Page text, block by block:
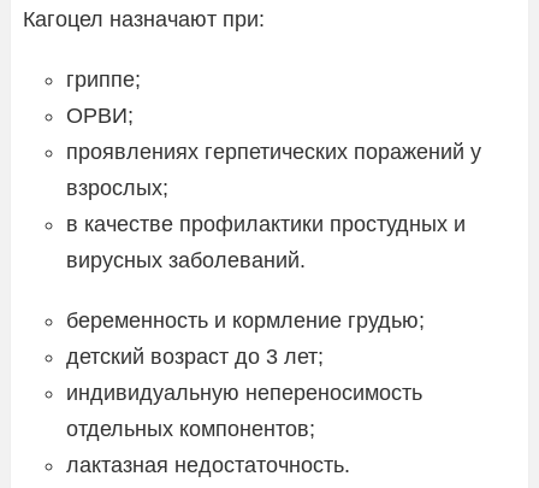
Кагоцел назначают при:
гриппе;
ОРВИ;
проявлениях герпетических поражений у
взрослых;
в качестве профилактики простудных и
вирусных заболеваний.
беременность и кормление грудью;
детский возраст до 3 лет;
индивидуальную непереносимость
отдельных компонентов;
лактазная недостаточность.